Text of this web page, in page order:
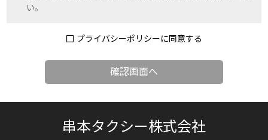
い。
プライバシーポリシーに同意する
串本タクシー株式会社